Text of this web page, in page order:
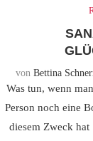
vonBettina
Was tun, wenn
Person noch eine
diesem Zweck